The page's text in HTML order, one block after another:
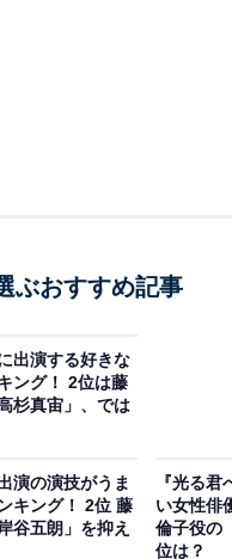
ぶおすすめ記事
出演する好きな
ング！ 2位は藤
杉真宙」、では
演の演技がうま
キング！ 2位 藤
谷五朗」を抑え
『光る
い女性俳
倫子役の
位は？